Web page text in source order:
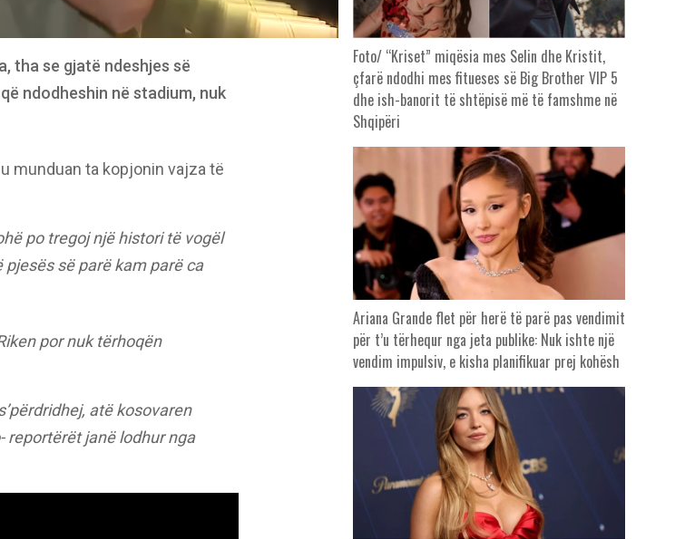
tha se gjatë ndeshjes së
ndodheshin në stadium, nuk
munduan ta kopjonin vajza të
po tregoj një histori të vogël
së parë kam parë ca
por nuk tërhoqën
atë kosovaren
reportërët janë lodhur nga
Foto/ “Kriset” miqësia mes Selin dhe Kristit,
çfarë ndodhi mes fitueses së Big Brother VIP 5
dhe ish-banorit të shtëpisë më të famshme në
Shqipëri
Ariana Grande flet për herë të parë pas vendimit
për t’u tërhequr nga jeta publike: Nuk ishte një
vendim impulsiv, e kisha planifikuar prej kohësh